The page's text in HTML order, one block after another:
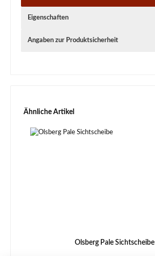
Eigenschaften
Angaben zur Produktsicherheit
Produktgalerie überspringen
Ähnliche Artikel
Olsberg Pale Sichtscheibe